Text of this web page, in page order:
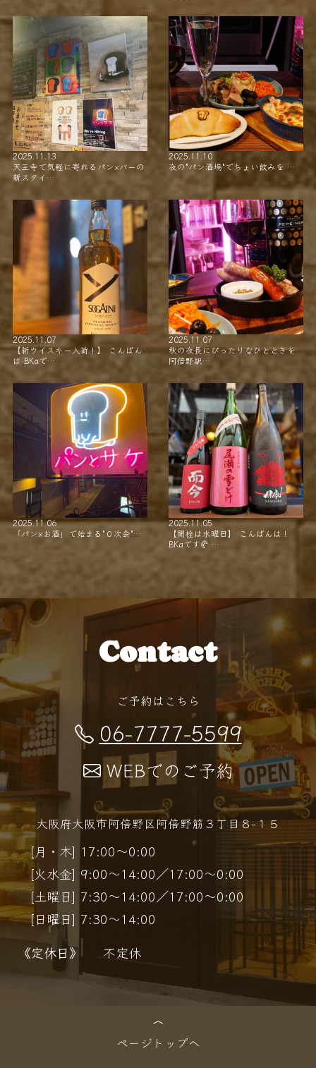
2025.11.13
天王寺で気軽に寄れるパン×バーの
新スタイ…
2025.11.10
夜の"パン酒場"でちょい飲みを …
2025.11.07
【新ウイスキー入荷！】 こんばん
は BKaで…
2025.11.07
秋の夜長にぴったりなひとときを
阿倍野駅…
2025.11.06
「パン×お酒」で始まる"０次会"…
2025.11.05
【開栓は水曜日】 こんばんは！
BKaです🥐 …
Contact
ご予約はこちら
06-7777-5599
WEBでのご予約
大阪府大阪市阿倍野区阿倍野筋３丁目８−１５
[月・木] 17:00～0:00
[火水金] 9:00～14:00／17:00～0:00
[土曜日] 7:30～14:00／17:00～0:00
[日曜日] 7:30～14:00
《定休日》
不定休
ページトップへ